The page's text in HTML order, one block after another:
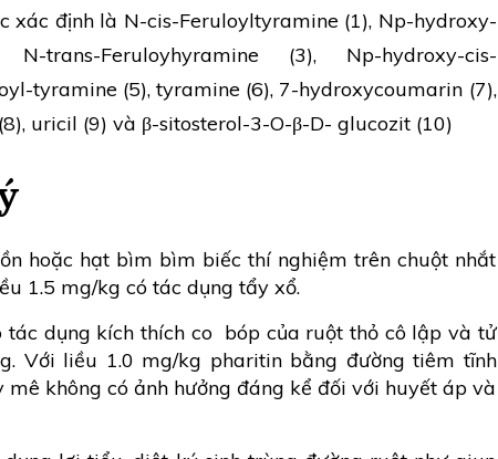
xác định là N-cis-Feruloyltyramine (1), Np-hydroxy-
N-trans-Feruloyhyramine (3), Np-hydroxy-cis-
tyramine (5), tyramine (6), 7-hydroxycoumarin (7),
uricil (9) và β-sitosterol-3-O-β-D- glucozit (10)
hoặc hạt bìm bìm biếc thí nghiệm trên chuột nhắt
1.5 mg/kg có tác dụng tẩy xổ.
dụng kích thích co bóp của ruột thỏ cô lập và tử
Với liều 1.0 mg/kg pharitin bằng đường tiêm tĩnh
mê không có ảnh hưởng đáng kể đối với huyết áp và